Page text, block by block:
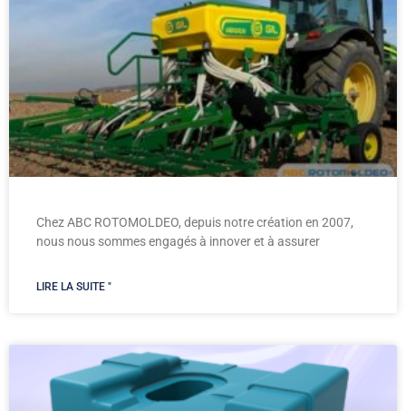
Chez ABC ROTOMOLDEO, depuis notre création en 2007,
nous nous sommes engagés à innover et à assurer
LIRE LA SUITE "